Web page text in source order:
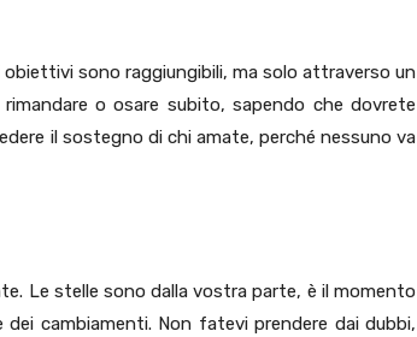
sono raggiungibili, ma solo attraverso un
o osare subito, sapendo che dovrete
il sostegno di chi amate, perché nessuno va
Le stelle sono dalla vostra parte, è il momento
cambiamenti. Non fatevi prendere dai dubbi,